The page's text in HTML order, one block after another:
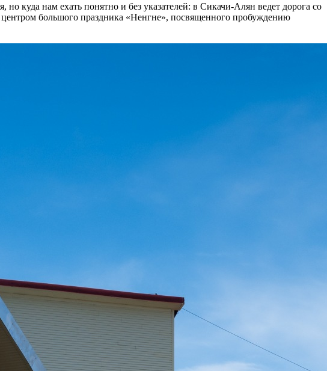
куда нам ехать понятно и без указателей: в Сикачи-Алян ведет дорога со
большого праздника «Ненгне», посвященного пробуждению